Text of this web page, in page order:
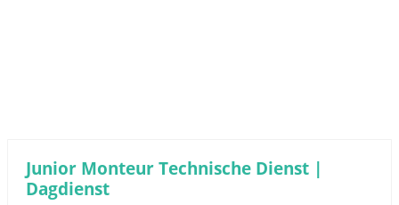
Junior Monteur Technische Dienst |
Dagdienst